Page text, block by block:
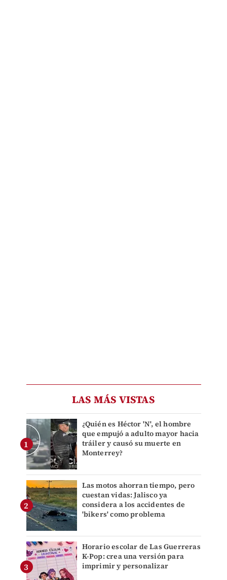
LAS MÁS VISTAS
¿Quién es Héctor 'N', el hombre
que empujó a adulto mayor hacia
tráiler y causó su muerte en
Monterrey?
Las motos ahorran tiempo, pero
cuestan vidas: Jalisco ya
considera a los accidentes de
'bikers' como problema
Horario escolar de Las Guerreras
K-Pop: crea una versión para
imprimir y personalizar